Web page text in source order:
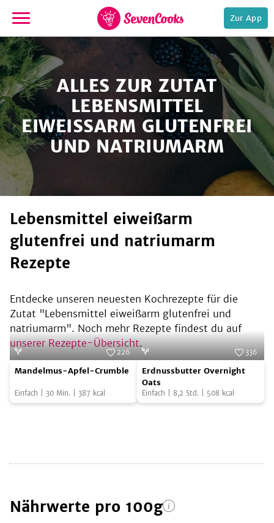
zur
Startseite
Zur App
ALLES ZUR ZUTAT
LEBENSMITTEL
EIWEISSARM GLUTENFREI U
ND NATRIUMARM
Lebensmittel eiweißarm
glutenfrei und natriumarm
Rezepte
Entdecke unseren neuesten Kochrezepte für die
Zutat "Lebensmittel eiweißarm glutenfrei und
natriumarm". Noch mehr Rezepte findest du auf
unserer Rezepte-Übersicht.
Mandelmus-
Crumble
Natalie Lindholm
226
Mandelmus-Apfel-Crumble
Einfach 30 Min. 387 kcal
Erdnussbutter
Overnight
Oats
Planet Plant-Based
336
Erdnussbutter Overnight
Oats
Einfach 8,2 Std. 508 kcal
Nährwerte pro 100g